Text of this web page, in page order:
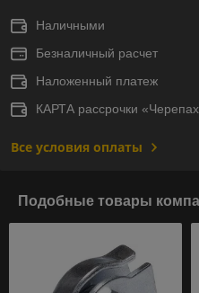
Наличными
Безналичный расчет
Наложенный платеж
КАРТА рассрочки
Все условия оплаты
Подобные товары